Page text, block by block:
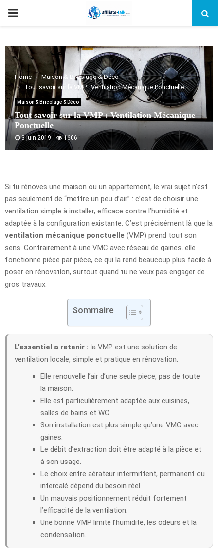
PRIMARY
Home
Maison & Bricolage & Déco
Tout savoir sur la VMP : Ventilation Mécanique Ponctuelle
Maison & Bricolage & Déco
Tout savoir sur la VMP : Ventilation Mécanique
Ponctuelle
3 juin 2019 1606
Si tu rénoves une maison ou un appartement, le vrai sujet n’est
pas seulement de “mettre un peu d’air” : c’est de choisir une
ventilation simple à installer, efficace contre l’humidité et
adaptée à la configuration existante. C’est précisément là que la
ventilation mécanique ponctuelle (VMP) prend tout son
sens. Contrairement à une VMC avec réseau de gaines, elle
fonctionne pièce par pièce, ce qui la rend beaucoup plus facile à
poser en rénovation, surtout quand tu ne veux pas engager de
gros travaux.
Sommaire
L’essentiel a retenir : la VMP est une solution de
ventilation locale, simple et pratique en rénovation.
Elle renouvelle l’air d’une seule pièce, pas de toute
la maison.
Elle est particulièrement adaptée aux cuisines,
salles de bains et WC.
Son installation est plus simple qu’une VMC avec
gaines.
Le débit d’extraction doit être adapté à la pièce et
à son usage.
Le choix entre aérateur intermittent, permanent ou
intercalé dépend du besoin réel.
Un mauvais positionnement réduit fortement
l’efficacité de la ventilation.
Une bonne VMP limite l’humidité, les odeurs et la
condensation.